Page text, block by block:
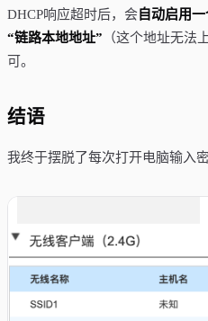
DHCP响应超时后，会 自动启用
“链路本地地址” （这个地址无法
可。
结语
我终于摆脱了每次打开电脑输入